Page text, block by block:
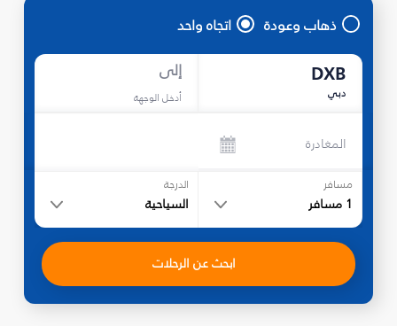
ذهاب وعودة اتجاه واحد
DXB
دبي
إلى
أدخل الوجهة
المغادرة
مسافر
1 مسافر
الدرجة
السياحية
ابحث عن الرحلات